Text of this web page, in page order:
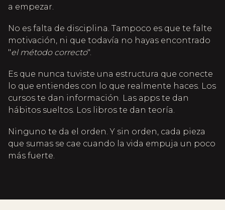
a empezar.
No es falta de disciplina. Tampoco es que te falte
motivación, ni que todavía no hayas encontrado
"el método correcto".
Es que nunca tuviste una estructura que conecte
lo que entiendes con lo que realmente haces. Los
cursos te dan información. Las apps te dan
hábitos sueltos. Los libros te dan teoría.
Ninguno te da el orden. Y sin orden, cada pieza
que sumas se cae cuando la vida empuja un poco
más fuerte.